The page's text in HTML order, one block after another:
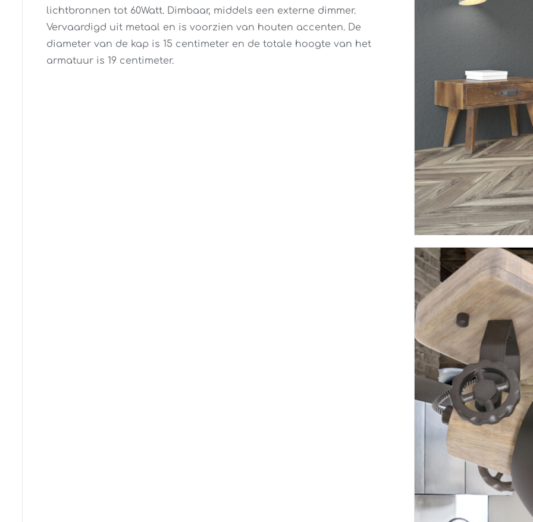
lichtbronnen tot 60Watt. Dimbaar, middels een externe dimmer.
Vervaardigd uit metaal en is voorzien van houten accenten. De
diameter van de kap is 15 centimeter en de totale hoogte van het
armatuur is 19 centimeter.